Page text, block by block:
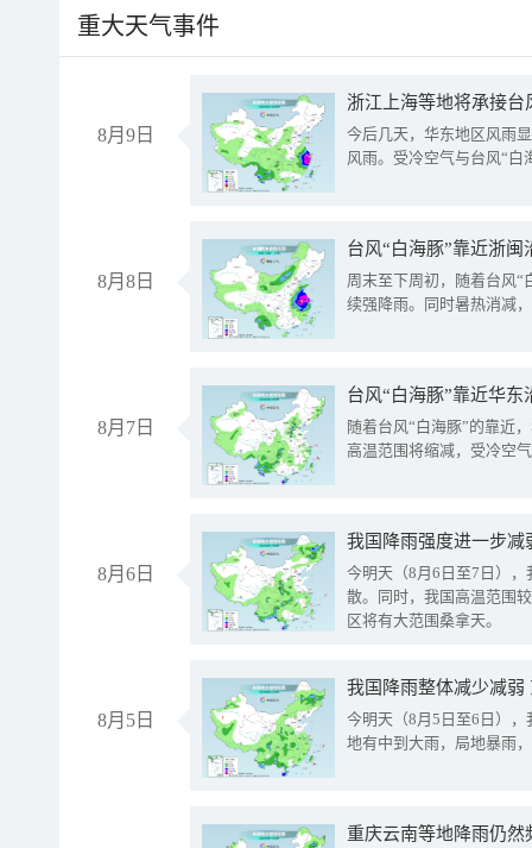
重大天气事件
8月9日
浙江上海等地将承接台
今后几天，华东地区风雨
风雨。受冷空气与台风“白
8月8日
台风“白海豚”靠近浙
周末至下周初，随着台风“
续强降雨。同时暑热消减
8月7日
台风“白海豚”靠近华
随着台风“白海豚”的靠近
高温范围将缩减，受冷空
8月6日
今明天（8月6日至7日）
散。同时，我国高温范围
区将有大范围桑拿天。
8月5日
我国降雨整体减少减弱
今明天（8月5日至6日）
地有中到大雨，局地暴雨
重庆云南等地降雨仍然